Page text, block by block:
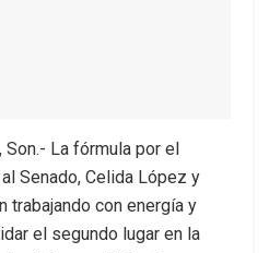
La fórmula por el
Senado, Celida López y
trabajando con energía y
el segundo lugar en la